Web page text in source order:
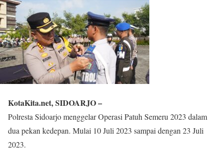
KotaKita.net, SIDOARJO –
Polresta Sidoarjo menggelar Operasi Patuh Semeru 2023 dalam
dua pekan kedepan. Mulai 10 Juli 2023 sampai dengan 23 Juli
2023.